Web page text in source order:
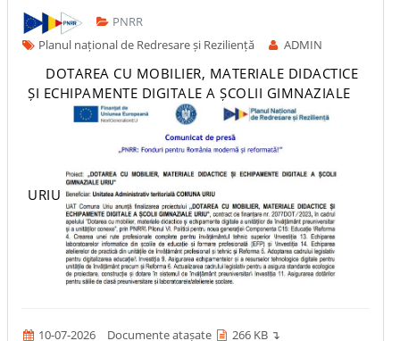
PNRR
Planul național de Redresare și Reziliență
ADMIN
DOTAREA CU MOBILIER, MATERIALE DIDACTICE
ȘI ECHIPAMENTE DIGITALE A ȘCOLII GIMNAZIALE
URIU
10-07-2026 Documente atașate
266 KB ↴